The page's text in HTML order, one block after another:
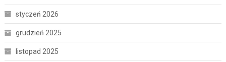
styczeń 2026
grudzień 2025
listopad 2025